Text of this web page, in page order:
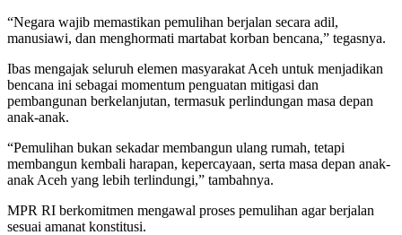
“Negara wajib memastikan pemulihan berjalan secara adil,
manusiawi, dan menghormati martabat korban bencana,” tegasnya.
Ibas mengajak seluruh elemen masyarakat Aceh untuk menjadikan
bencana ini sebagai momentum penguatan mitigasi dan
pembangunan berkelanjutan, termasuk perlindungan masa depan
anak-anak.
“Pemulihan bukan sekadar membangun ulang rumah, tetapi
membangun kembali harapan, kepercayaan, serta masa depan anak-
anak Aceh yang lebih terlindungi,” tambahnya.
MPR RI berkomitmen mengawal proses pemulihan agar berjalan
sesuai amanat konstitusi.